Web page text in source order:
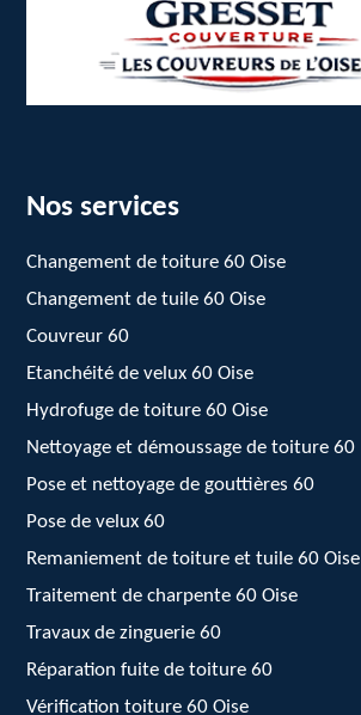
Nos services
Changement de toiture 60 Oise
Changement de tuile 60 Oise
Couvreur 60
Etanchéité de velux 60 Oise
Hydrofuge de toiture 60 Oise
Nettoyage et démoussage de toiture 60
Pose et nettoyage de gouttières 60
Pose de velux 60
Remaniement de toiture et tuile 60 Oise
Traitement de charpente 60 Oise
Travaux de zinguerie 60
Réparation fuite de toiture 60
Vérification toiture 60 Oise